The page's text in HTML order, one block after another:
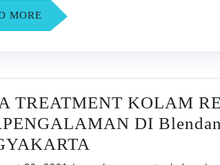
MORE READ
MORE
TREATMENT KOLAM
DI